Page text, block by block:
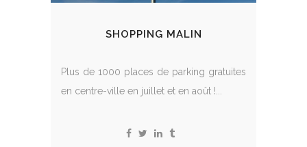
SHOPPING MALIN
Plus de 1000 places de parking gratuites
en centre-ville en juillet et en août !...